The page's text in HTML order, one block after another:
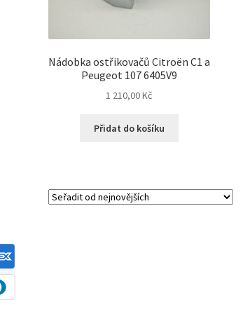
Nádobka ostřikovačů Citroën C1 a
Peugeot 107 6405V9
1 210,00Kč
Přidat do košíku